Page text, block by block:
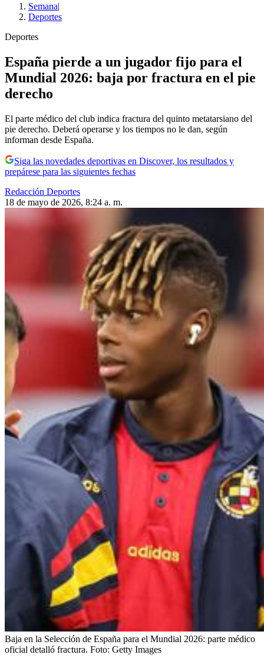
Semana|
Deportes
Deportes
España pierde a un jugador fijo para el
Mundial 2026: baja por fractura en el pie
derecho
El parte médico del club indica fractura del quinto metatarsiano del
pie derecho. Deberá operarse y los tiempos no le dan, según
informan desde España.
Siga las novedades deportivas en Discover, los resultados y
prepárese para las siguientes fechas
Redacción Deportes
18 de mayo de 2026, 8:24 a. m.
Baja en la Selección de España para el Mundial 2026: parte médico
oficial detalló fractura. Foto: Getty Images